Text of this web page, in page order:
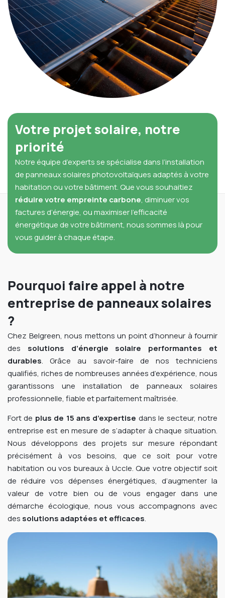
Votre projet solaire, notre
priorité
Notre équipe d’experts se spécialise dans l’installation
de panneaux solaires photovoltaïques adaptés à votre
habitation ou votre bâtiment. Que vous souhaitiez
réduire votre empreinte carbone, diminuer vos
factures d’énergie, ou maximiser l’efficacité
énergétique de votre bâtiment, nous sommes là pour
vous guider à chaque étape.
Pourquoi faire appel à notre
entreprise de panneaux solaires
?
Chez Belgreen, nous mettons un point d’honneur à fournir
des solutions d’énergie solaire performantes et
durables. Grâce au savoir-faire de nos techniciens
qualifiés, riches de nombreuses années d’expérience, nous
garantissons une installation de panneaux solaires
professionnelle, fiable et parfaitement maîtrisée.
Fort de plus de 15 ans d’expertise dans le secteur, notre
entreprise est en mesure de s’adapter à chaque situation.
Nous développons des projets sur mesure répondant
précisément à vos besoins, que ce soit pour votre
habitation ou vos bureaux à Uccle. Que votre objectif soit
de réduire vos dépenses énergétiques, d’augmenter la
valeur de votre bien ou de vous engager dans une
démarche écologique, nous vous accompagnons avec
des solutions adaptées et efficaces.